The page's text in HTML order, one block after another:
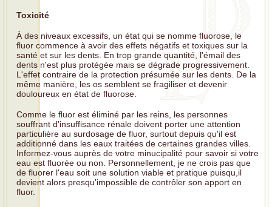
Toxicité
À des niveaux excessifs, un état qui se nomme fluorose, le
fluor commence à avoir des effets négatifs et toxiques sur la
santé et sur les dents. En trop grande quantité, l'émail des
dents n'est plus protégée mais se dégrade progressivement.
L'effet contraire de la protection présumée sur les dents. De la
même manière, les os semblent se fragiliser et devenir
douloureux en état de fluorose.
Comme le fluor est éliminé par les reins, les personnes
souffrant d'insuffisance rénale doivent porter une attention
particulière au surdosage de fluor, surtout depuis qu'il est
additionné dans les eaux traitées de certaines grandes villes.
Informez-vous auprès de votre minucipalité pour savoir si votre
eau est fluorée ou non. Personnellement, je ne crois pas que
de fluorer l'eau soit une solution viable et pratique puisqu,il
devient alors presqu'impossible de contrôler son apport en
fluor.